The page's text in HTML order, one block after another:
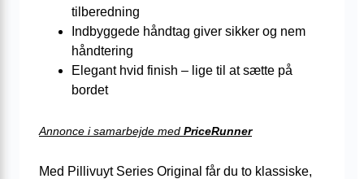
tilberedning
Indbyggede håndtag giver sikker og nem
håndtering
Elegant hvid finish – lige til at sætte på
bordet
Annonce i samarbejde med PriceRunner
Med Pillivuyt Series Original får du to klassiske,